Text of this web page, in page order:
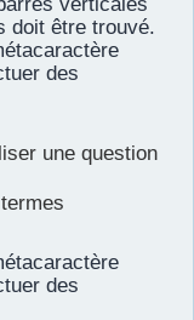
doit être trouvé.
des
une question
des